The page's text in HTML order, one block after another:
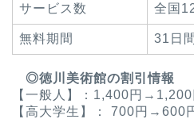
サービス数 全国
無料期間 31日間
◎徳川美術館の割引情報
【一般人】：1,400円
【高大学生】： 700円→600